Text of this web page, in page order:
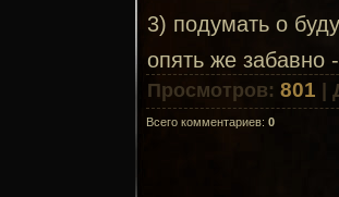
3) подумать о
опять же забавно
Просмотров: 801
Всего комментариев: 0